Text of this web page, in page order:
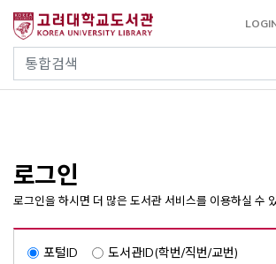
건
통합검색
사이트내 검색
로그인
로그인을 하시면 더 많은 도서관 서비스를 이용하실 수
포털ID 도서관ID(학번/직번/교번)